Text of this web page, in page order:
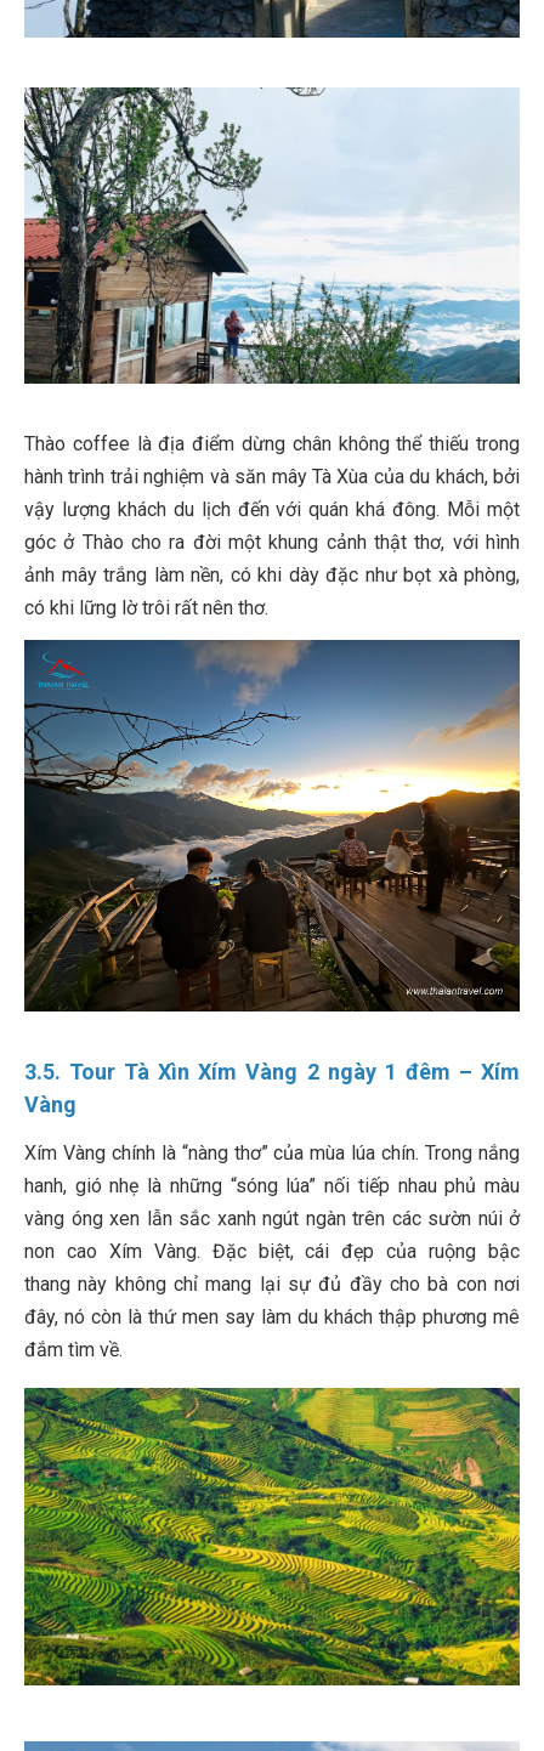
Thào coffee là địa điểm dừng chân không thể thiếu trong
hành trình trải nghiệm và săn mây Tà Xùa của du khách, bởi
vậy lượng khách du lịch đến với quán khá đông. Mỗi một
góc ở Thào cho ra đời một khung cảnh thật thơ, với hình
ảnh mây trắng làm nền, có khi dày đặc như bọt xà phòng,
có khi lững lờ trôi rất nên thơ.
3.5. Tour Tà Xìn Xím Vàng 2 ngày 1 đêm – Xím
Vàng
Xím Vàng chính là “nàng thơ” của mùa lúa chín. Trong nắng
hanh, gió nhẹ là những “sóng lúa” nối tiếp nhau phủ màu
vàng óng xen lẫn sắc xanh ngút ngàn trên các sườn núi ở
non cao Xím Vàng. Đặc biệt, cái đẹp của ruộng bậc
thang này không chỉ mang lại sự đủ đầy cho bà con nơi
đây, nó còn là thứ men say làm du khách thập phương mê
đắm tìm về.